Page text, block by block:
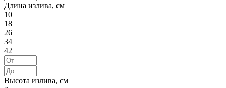
Длина излива, см
10
18
26
34
42
Высота излива, см